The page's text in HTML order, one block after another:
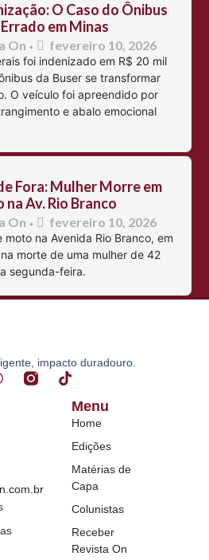
O Caso do Ônibus
em Minas
On • fevereiro 10, 2026
foi indenizado em R$ 20 mil
da Buser se transformar
O veículo foi apreendido por
e abalo emocional
Fora: Mulher Morre em
Av. Rio Branco
On • fevereiro 10, 2026
na Avenida Rio Branco, em
morte de uma mulher de 42
segunda-feira.
impacto duradouro.
Menu
Home
Edições
Matérias de
Capa
Colunistas
Receber
Revista On